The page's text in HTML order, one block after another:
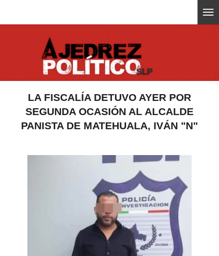
al
LA FISCALÍA DETUVO AYER POR
SEGUNDA OCASIÓN AL ALCALDE
PANISTA DE MATEHUALA, IVÁN "N"